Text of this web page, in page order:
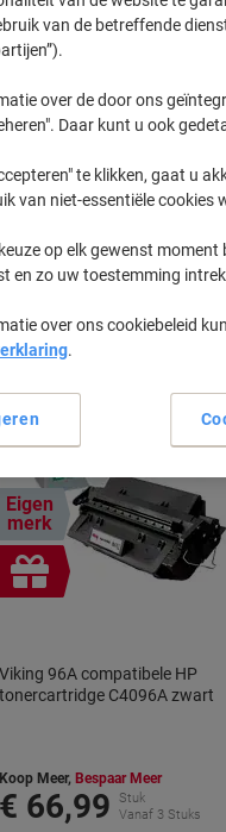
gekochte cartridges te tonen
Laserjet
op:
Eigen
merk
Geschenk
Viking 96A compatibele HP
tonercartridge C4096A zwart
Koop Meer, Bespaar Meer
€ 66,99
Stuk
Vanaf 3 Stuks
van de betreffende
over de door ons
Daar kunt u ook
te klikken, gaat u
van niet-essentiële cookies
op elk gewenst moment
en zo uw toestemming
over ons cookiebeleid
.